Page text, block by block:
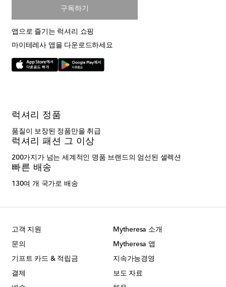
구독하기
앱으로 즐기는 럭셔리 쇼핑
마이테레사 앱을 다운로드하세요
럭셔리 정품
품질이 보장된 정품만을 취급
럭셔리 패션 그 이상
200가지가 넘는 세계적인 명품 브랜드의 엄선된 셀렉션
빠른 배송
130여 개 국가로 배송
고객 지원
문의
기프트 카드 & 적립금
결제
Mytheresa 소개
Mytheresa 앱
지속가능경영
보도 자료